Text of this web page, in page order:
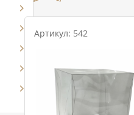
Артикул: 542